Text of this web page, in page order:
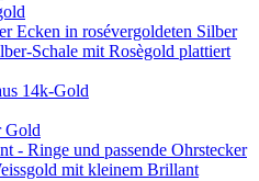
Ecken in rosévergoldeten Silber
Schale mit Rosègold plattiert
14k-Gold
Gold
- Ringe und passende Ohrstecker
mit kleinem Brillant